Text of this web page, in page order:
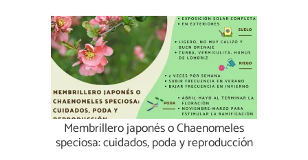
Membrillero japonés o Chaenomeles
speciosa: cuidados, poda y reproducción